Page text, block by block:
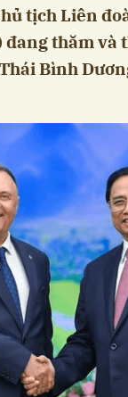
tịch Liên
đang thăm
Bình